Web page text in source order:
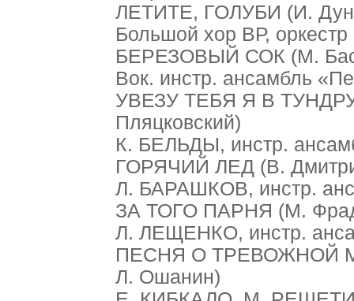
ЛЕТИТЕ, ГОЛУБИ (И.
Большой хор ВР, оркестр
БЕРЕЗОВЫЙ СОК (М.
Вок. инстр. ансамбль
УВЕЗУ ТЕБЯ Я В
Пляцковский)
К. БЕЛЬДЫ, инстр.
ГОРЯЧИЙ ЛЕД (В.
Л. БАРАШКОВ, инстр.
ЗА ТОГО ПАРНЯ (М.
Л. ЛЕЩЕНКО, инстр.
ПЕСНЯ О ТРЕВОЖНОЙ
Л. Ошанин)